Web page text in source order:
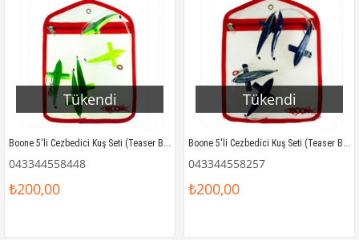
Tükendi
Boone 5'li Cezbedici Kuş Seti (Teaser Bird Daisy Chain) 14cm Yeşil/Sarı
043344558448
₺200,00
Tükendi
Boone 5'li Cezbedici Kuş Seti (Teaser Bird Daisy Chain) 14cm Mavi
043344558257
₺200,00